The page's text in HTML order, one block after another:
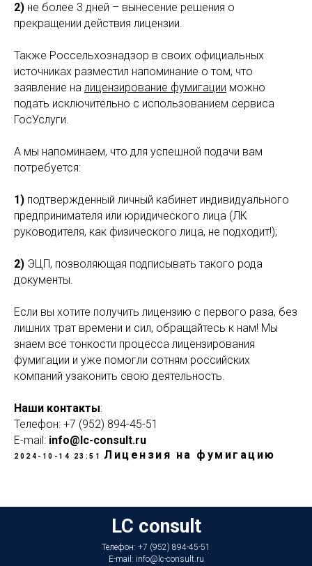
2) не более 3 дней – вынесение решения о
прекращении действия лицензии.
Также Россельхознадзор в своих официальных
источниках разместил напоминание о том, что
заявление на лицензирование фумигации можно
подать исключительно с использованием сервиса
ГосУслуги.
А мы напоминаем, что для успешной подачи вам
потребуется:
1) подтвержденный личный кабинет индивидуального
предпринимателя или юридического лица (ЛК
руководителя, как физического лица, не подходит!);
2) ЭЦП, позволяющая подписывать такого рода
документы.
Если вы хотите получить лицензию с первого раза, без
лишних трат времени и сил, обращайтесь к нам! Мы
знаем все тонкости процесса лицензирования
фумигации и уже помогли сотням российских
компаний узаконить свою деятельность.
Наши контакты:
Телефон: +7 (952) 894-45-51
E-mail: info@lc-consult.ru
2024-10-14 23:51 Лицензия на фумигацию
Телефон: +7 (952) 894-45-51
LC consult
E-mail: info@lc-consult.ru